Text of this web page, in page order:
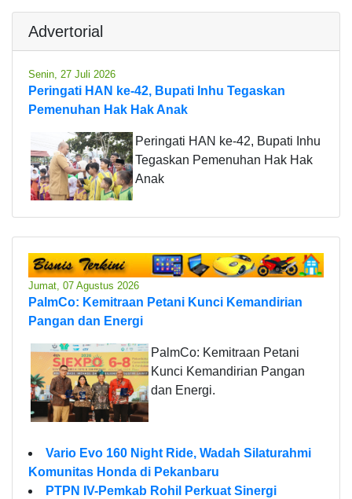
Advertorial
Senin, 27 Juli 2026
Peringati HAN ke-42, Bupati Inhu Tegaskan
Pemenuhan Hak Hak Anak
Peringati HAN ke-42, Bupati Inhu
Tegaskan Pemenuhan Hak Hak
Anak
Jumat, 07 Agustus 2026
PalmCo: Kemitraan Petani Kunci Kemandirian
Pangan dan Energi
PalmCo: Kemitraan Petani
Kunci Kemandirian Pangan
dan Energi.
Vario Evo 160 Night Ride, Wadah Silaturahmi
Komunitas Honda di Pekanbaru
PTPN IV-Pemkab Rohil Perkuat Sinergi